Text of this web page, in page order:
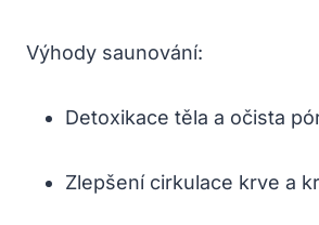
Výhody saunování:
Detoxikace těla a očista
Zlepšení cirkulace krve a